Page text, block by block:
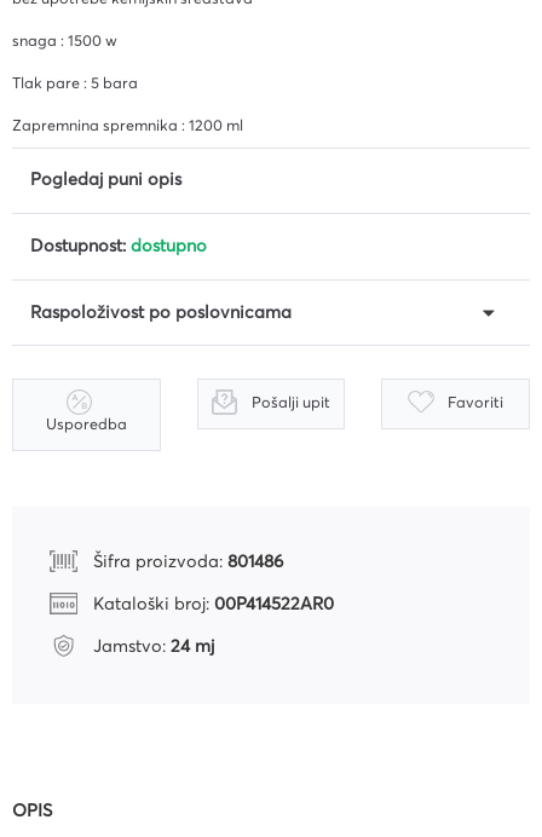
snaga : 1500 w
Tlak pare : 5 bara
Zapremnina spremnika : 1200 ml
Pogledaj puni opis
Dostupnost: dostupno
Raspoloživost po poslovnicama
Usporedba
Pošalji upit Favoriti
Šifra proizvoda: 801486
Kataloški broj: 00P414522AR0
Jamstvo: 24 mj
OPIS